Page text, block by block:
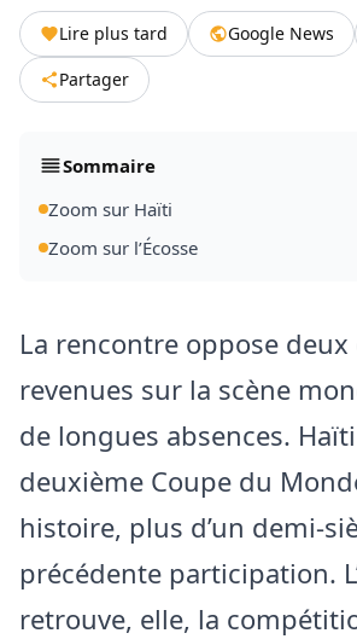
Lire plus tard Google News
Partager
Sommaire
Zoom sur Haïti
Zoom sur l’Écosse
La rencontre oppose
revenues sur la scène
de longues absences.
deuxième Coupe du
histoire, plus d’un demi-
précédente participation.
retrouve, elle, la